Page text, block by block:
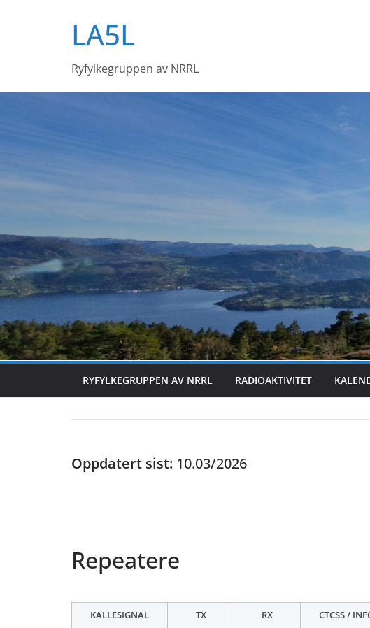
LA5L
Ryfylkegruppen av NRRL
RYFYLKEGRUPPEN AV NRRL RADIOAKTIVITET
Oppdatert sist: 10.03/2026
Repeatere
KALLESIGNAL TX RX CTCSS /